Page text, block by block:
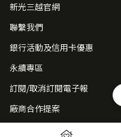
新光三越官網
聯繫我們
銀行活動及信用卡優惠
永續專區
訂閱/取消訂閱電子報
廠商合作提案